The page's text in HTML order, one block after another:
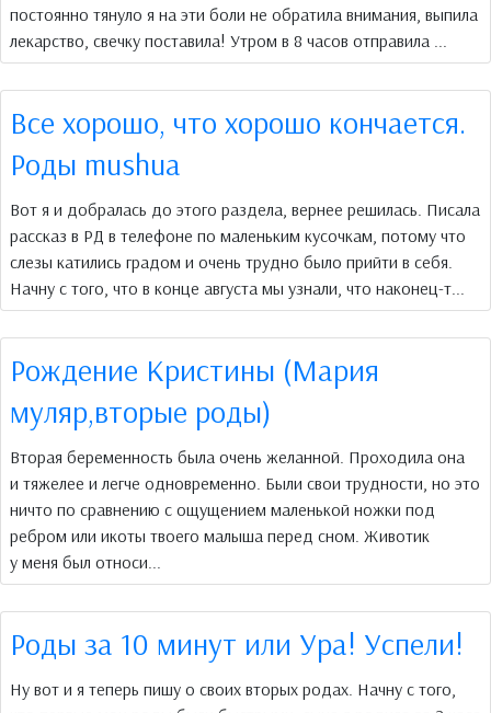
постоянно тянуло я на эти боли не обратила внимания, выпила
лекарство, свечку поставила! Утром в 8 часов отправила ...
Все хорошо, что хорошо кончается.
Роды mushua
Вот я и добралась до этого раздела, вернее решилась. Писала
рассказ в РД в телефоне по маленьким кусочкам, потому что
слезы катились градом и очень трудно было прийти в себя.
Начну с того, что в конце августа мы узнали, что наконец-т...
Рождение Кристины (Мария
муляр,вторые роды)
Вторая беременность была очень желанной. Проходила она
и тяжелее и легче одновременно. Были свои трудности, но это
ничто по сравнению с ощущением маленькой ножки под
ребром или икоты твоего малыша перед сном. Животик
у меня был относи...
Роды за 10 минут или Ура! Успели!
Ну вот и я теперь пишу о своих вторых родах. Начну с того,